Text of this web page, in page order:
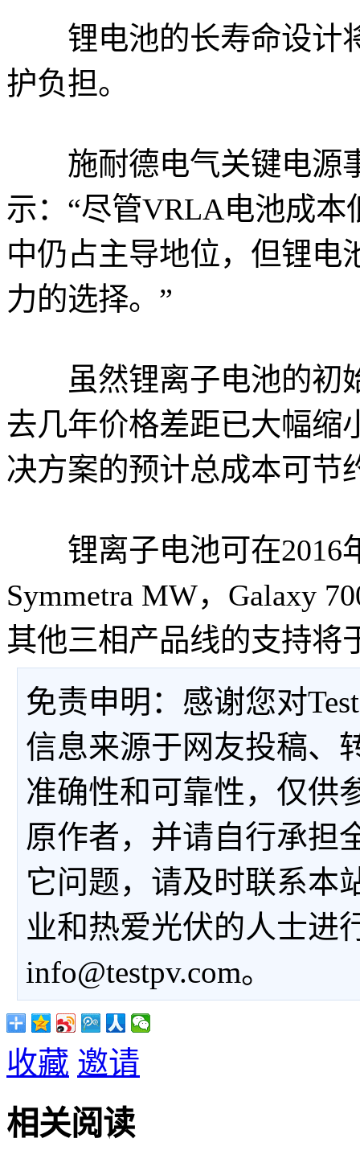
锂电池的长寿命设计
护负担。
施耐德电气关键电源事
示：“尽管VRLA电池成本
中仍占主导地位，但锂电
力的选择。”
虽然锂离子电池的初
去几年价格差距已大幅缩
决方案的预计总成本可节
锂离子电池可在2016
Symmetra MW，Galaxy
其他三相产品线的支持将
免责申明：感谢您对
信息来源于网友投稿、
准确性和可靠性，仅供
原作者，并请自行承担
它问题，请及时联系本
业和热爱光伏的人士进
info@testpv.com。
收藏 邀请
相关阅读